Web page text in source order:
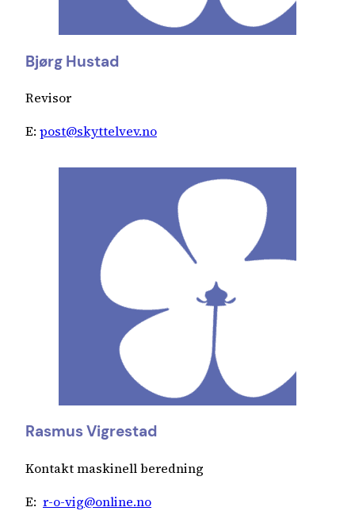
Bjørg Hustad
Revisor
E: post@skyttelvev.no
Rasmus Vigrestad
Kontakt maskinell beredning
E: r-o-vig@online.no